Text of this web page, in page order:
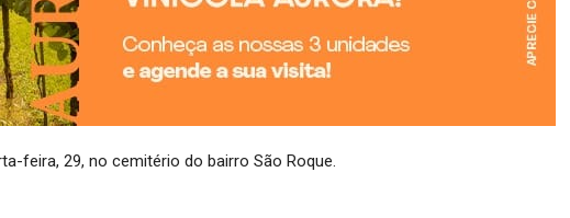
feira, 29, no cemitério do bairro São Roque.